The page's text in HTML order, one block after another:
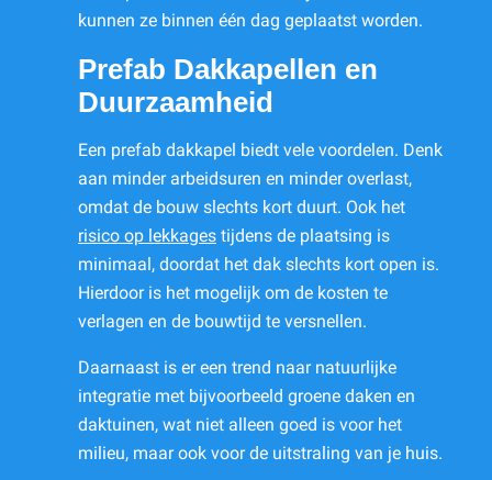
kunnen ze binnen één dag geplaatst worden.
Prefab Dakkapellen en
Duurzaamheid
Een prefab dakkapel biedt vele voordelen. Denk
aan minder arbeidsuren en minder overlast,
omdat de bouw slechts kort duurt. Ook het
risico op lekkages tijdens de plaatsing is
minimaal, doordat het dak slechts kort open is.
Hierdoor is het mogelijk om de kosten te
verlagen en de bouwtijd te versnellen.
Daarnaast is er een trend naar natuurlijke
integratie met bijvoorbeeld groene daken en
daktuinen, wat niet alleen goed is voor het
milieu, maar ook voor de uitstraling van je huis.